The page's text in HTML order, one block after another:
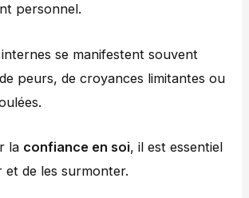
personnel.
se manifestent souvent
peurs, de croyances limitantes ou
la confiance en soi, il est essentiel
et de les surmonter.